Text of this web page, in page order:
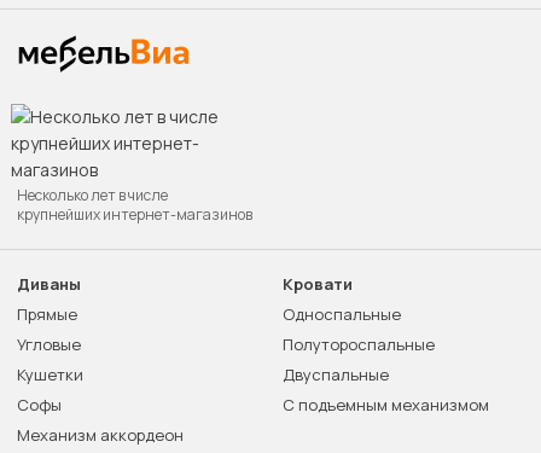
Несколько лет в числе
крупнейших интернет-магазинов
Диваны
Прямые
Угловые
Кушетки
Софы
Механизм аккордеон
Кровати
Односпальные
Полутороспальные
Двуспальные
С подъемным механизмом